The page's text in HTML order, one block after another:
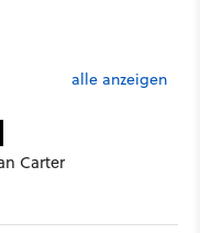
alle anzeigen
Carter